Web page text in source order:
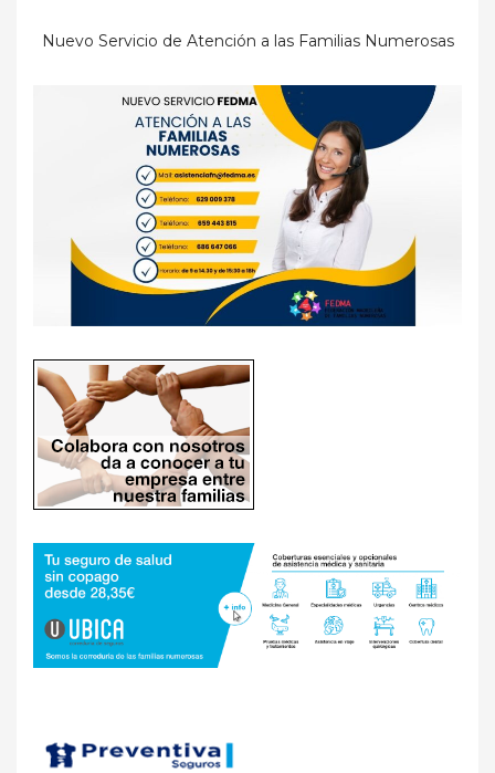
Nuevo Servicio de Atención a las Familias Numerosas